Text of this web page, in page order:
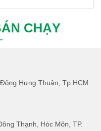
CHẠY
Hưng Thuận, Tp.HCM
Thạnh, Hóc Môn, TP.